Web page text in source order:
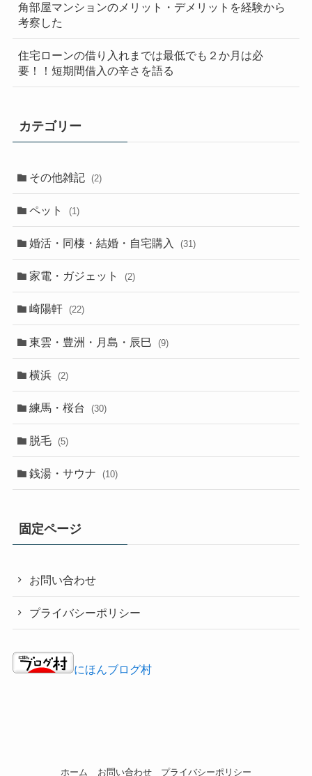
角部屋マンションのメリット・デメリットを経験から
考察した
住宅ローンの借り入れまでは最低でも２か月は必
要！！短期間借入の辛さを語る
カテゴリー
その他雑記 (2)
ペット (1)
婚活・同棲・結婚・自宅購入 (31)
家電・ガジェット (2)
崎陽軒 (22)
東雲・豊洲・月島・辰巳 (9)
横浜 (2)
練馬・桜台 (30)
脱毛 (5)
銭湯・サウナ (10)
固定ページ
お問い合わせ
プライバシーポリシー
にほんブログ村
ホーム お問い合わせ プライバシーポリシー